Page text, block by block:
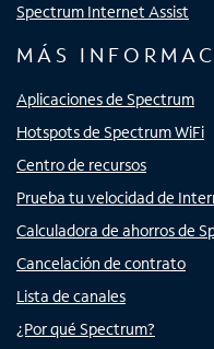
Spectrum Internet Assist
MÁS
Aplicaciones de Spectrum
Hotspots de Spectrum WiFi
Centro de recursos
Prueba tu velocidad de
Calculadora de ahorros de
Cancelación de contrato
Lista de canales
¿Por qué Spectrum?